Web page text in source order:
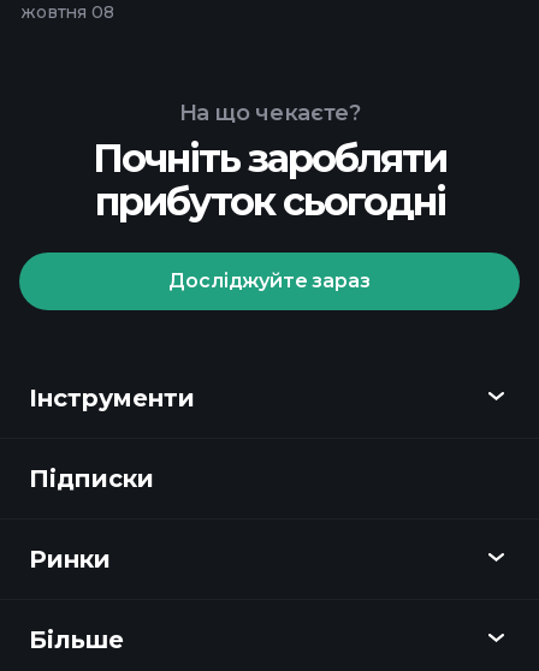
жовтня 08
На що чекаєте?
Почніть заробляти
прибуток сьогодні
Досліджуйте зараз
Інструменти
Огляд
Новини
Підписки
Ринки
Огляд
Більше